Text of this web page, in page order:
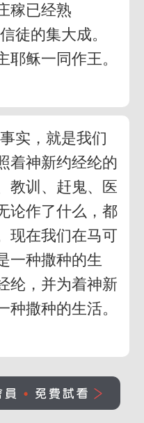
稼已经熟
徒的集大成。
耶稣一同作王。
实，就是我们
着神新约经纶的
教训、赶鬼、医
论作了什么，都
现在我们在马可
一种撒种的生
纶，并为着神新
撒种的生活。